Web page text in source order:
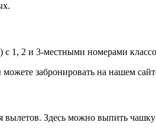
с 1, 2 и 3-местными номерами
забронировать на нашем
вылетов. Здесь можно выпить